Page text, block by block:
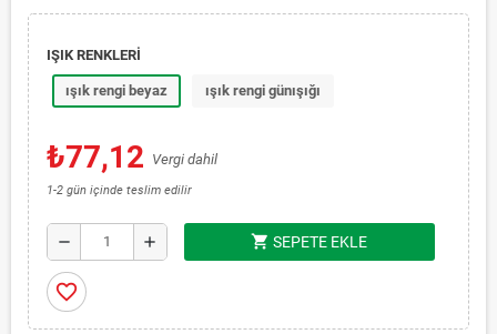
IŞIK RENKLERİ
ışık rengi beyaz ışık rengi günışığı
₺77,12 Vergi dahil
1-2 gün içinde teslim edilir
remove add shopping_cart SEPETE EKLE
favorite_border